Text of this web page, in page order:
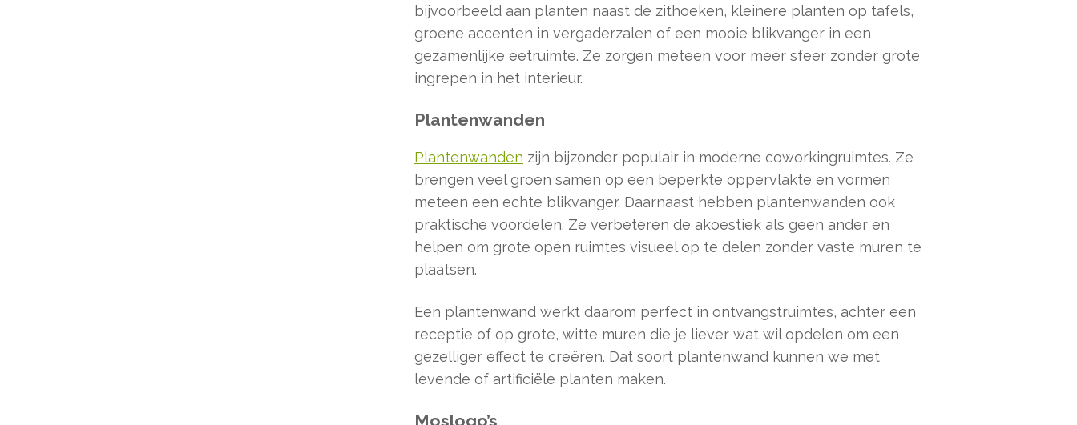
bijvoorbeeld aan planten naast de zithoeken, kleinere planten op tafels,
groene accenten in vergaderzalen of een mooie blikvanger in een
gezamenlijke eetruimte. Ze zorgen meteen voor meer sfeer zonder grote
ingrepen in het interieur.
Plantenwanden
Plantenwanden zijn bijzonder populair in moderne coworkingruimtes. Ze
brengen veel groen samen op een beperkte oppervlakte en vormen
meteen een echte blikvanger. Daarnaast hebben plantenwanden ook
praktische voordelen. Ze verbeteren de akoestiek als geen ander en
helpen om grote open ruimtes visueel op te delen zonder vaste muren te
plaatsen.
Een plantenwand werkt daarom perfect in ontvangstruimtes, achter een
receptie of op grote, witte muren die je liever wat wil opdelen om een
gezelliger effect te creëren. Dat soort plantenwand kunnen we met
levende of artificiële planten maken.
Moslogo’s